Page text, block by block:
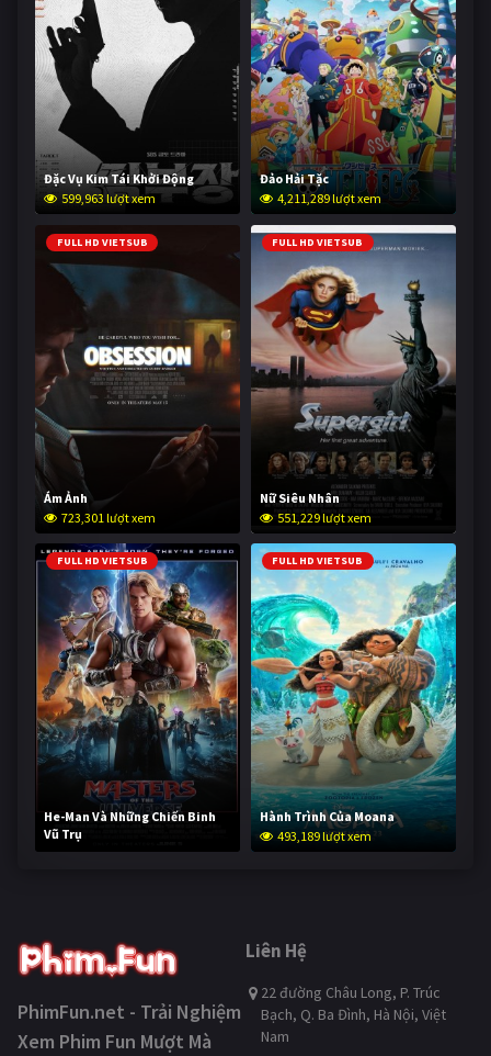
Đặc Vụ Kim Tái Khởi Động
599,963 lượt xem
Đảo Hải Tặc
4,211,289 lượt xem
FULL HD VIETSUB
Ám Ảnh
723,301 lượt xem
FULL HD VIETSUB
Nữ Siêu Nhân
551,229 lượt xem
FULL HD VIETSUB
He-Man Và Những Chiến Binh
Vũ Trụ
242,116 lượt xem
FULL HD VIETSUB
Hành Trình Của Moana
493,189 lượt xem
PhimFun.net - Trải Nghiệm
Xem Phim Fun Mượt Mà
Liên Hệ
22 đường Châu Long, P. Trúc
Bạch, Q. Ba Đình, Hà Nội, Việt
Nam